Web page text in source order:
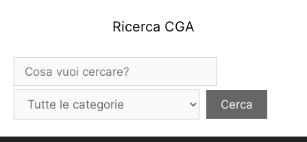
Ricerca CGA